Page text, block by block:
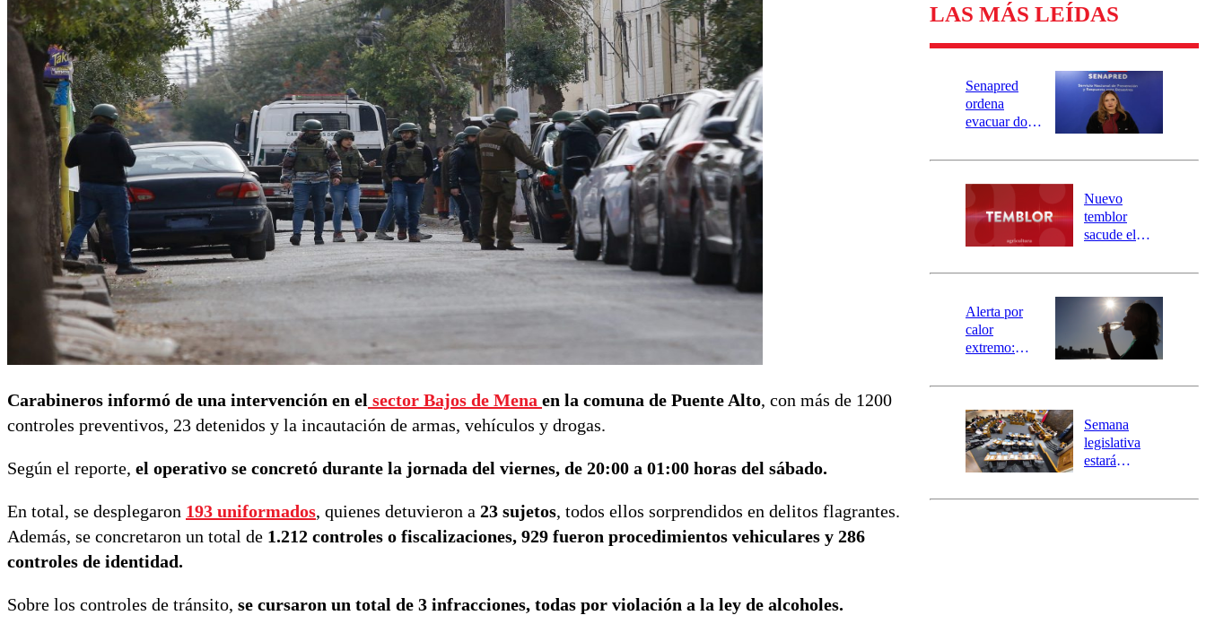
Carabineros informó de una intervención en el sector Bajos de Mena en la comuna de Puente Alto, con más de 1200
controles preventivos, 23 detenidos y la incautación de armas, vehículos y drogas.
Según el reporte, el operativo se concretó durante la jornada del viernes, de 20:00 a 01:00 horas del sábado.
En total, se desplegaron 193 uniformados, quienes detuvieron a 23 sujetos, todos ellos sorprendidos en delitos flagrantes.
Además, se concretaron un total de 1.212 controles o fiscalizaciones, 929 fueron procedimientos vehiculares y 286
controles de identidad.
Sobre los controles de tránsito, se cursaron un total de 3 infracciones, todas por violación a la ley de alcoholes.
LAS MÁS LEÍDAS
Senapred
ordena
evacuar dos
Carahue por
río Damas:
activa
mensajería
SAE
Nuevo
temblor
sacude el
revisa la
epicentro
Alerta por
calor
extremo:
activa Alerta
Preventiva en
tres comunas
Semana
legislativa
estará
el fin de la